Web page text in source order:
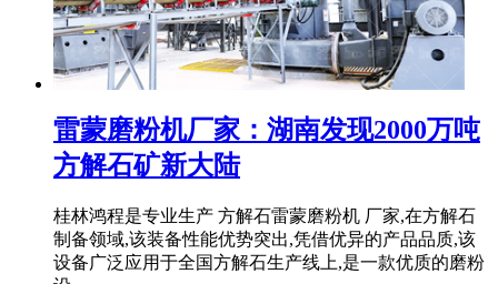
雷蒙磨粉机厂家：湖南发现2000万吨
方解石矿新大陆
桂林鸿程是专业生产 方解石雷蒙磨粉机 厂家,在方解石
制备领域,该装备性能优势突出,凭借优异的产品品质,该
设备广泛应用于全国方解石生产线上,是一款优质的磨粉